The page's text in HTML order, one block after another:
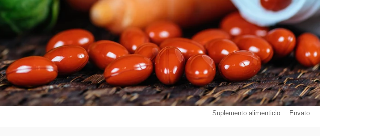
Suplemento alimenticio Envato